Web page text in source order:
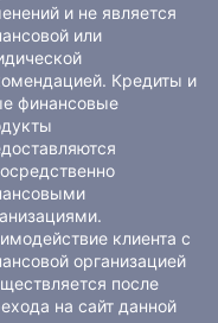
и не является
или
Кредиты и
финансовые
клиента с
организацией
после
на сайт данной